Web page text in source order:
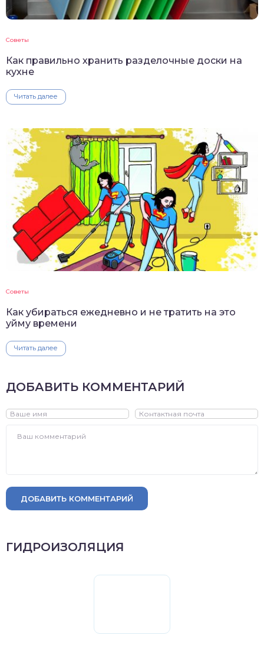
Советы
Как правильно хранить разделочные доски на
кухне
Читать далее
Советы
Как убираться ежедневно и не тратить на это
уйму времени
Читать далее
ДОБАВИТЬ КОММЕНТАРИЙ
ДОБАВИТЬ КОММЕНТАРИЙ
ГИДРОИЗОЛЯЦИЯ